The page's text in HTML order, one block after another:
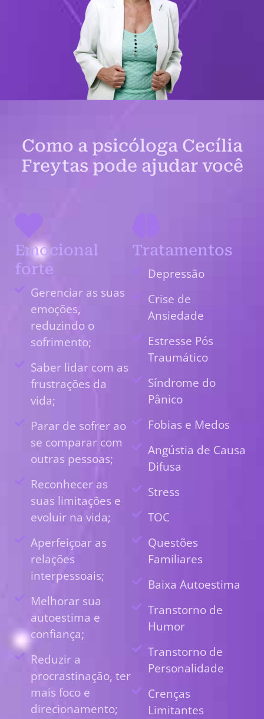
Como a psicóloga Cecília
Freytas pode ajudar você
Emocional
forte
Gerenciar as suas
emoções,
reduzindo o
sofrimento;
Saber lidar com as
frustrações da
vida;
Parar de sofrer ao
se comparar com
outras pessoas;
Reconhecer as
suas limitações e
evoluir na vida;
Aperfeiçoar as
relações
interpessoais;
Melhorar sua
autoestima e
confiança;
Reduzir a
procrastinação, ter
mais foco e
direcionamento;
Tratamentos
Depressão
Crise de
Ansiedade
Estresse Pós
Traumático
Síndrome do
Pânico
Fobias e Medos
Angústia de Causa
Difusa
Stress
TOC
Questões
Familiares
Baixa Autoestima
Transtorno de
Humor
Transtorno de
Personalidade
Crenças
Limitantes